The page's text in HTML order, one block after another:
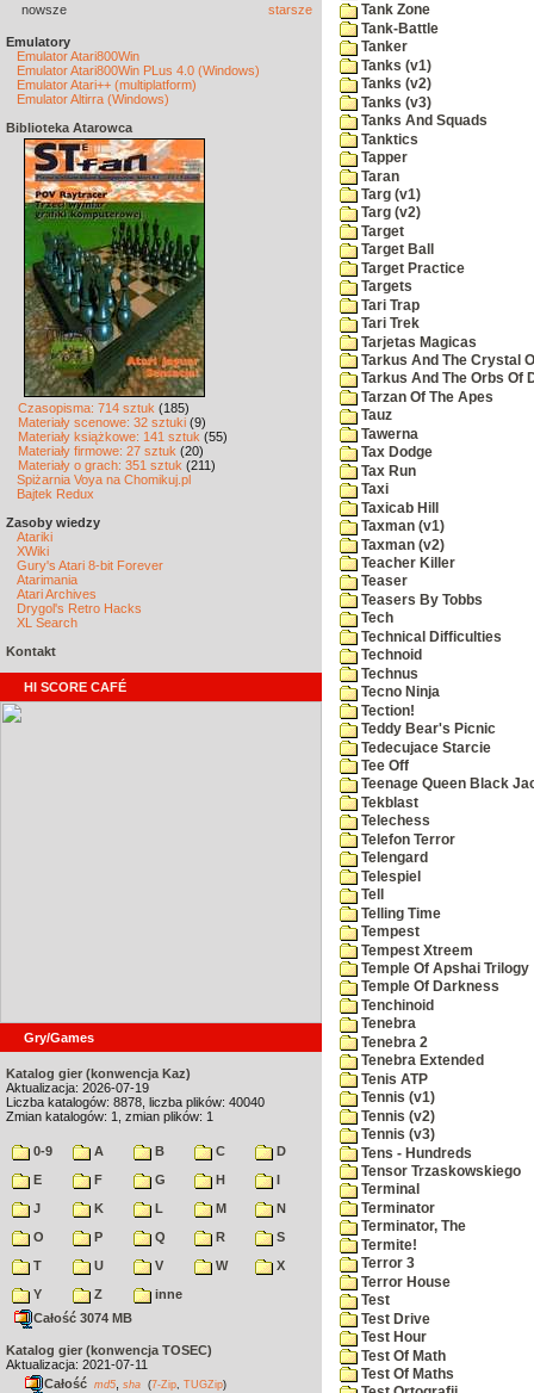
nowsze starsze
Emulatory
Emulator Atari800Win
Emulator Atari800Win PLus 4.0 (Windows)
Emulator Atari++ (multiplatform)
Emulator Altirra (Windows)
Biblioteka Atarowca
Czasopisma: 714 sztuk (185)
Materiały scenowe: 32 sztuki (9)
Materiały książkowe: 141 sztuk (55)
Materiały firmowe: 27 sztuk (20)
Materiały o grach: 351 sztuk (211)
Spiżarnia Voya na Chomikuj.pl
Bajtek Redux
Zasoby wiedzy
Atariki
XWiki
Gury's Atari 8-bit Forever
Atarimania
Atari Archives
Drygol's Retro Hacks
XL Search
Kontakt
HI SCORE CAFÉ
Gry/Games
Katalog gier (konwencja Kaz)
Aktualizacja: 2026-07-19
Liczba katalogów: 8878, liczba plików: 40040
Zmian katalogów: 1, zmian plików: 1
0-9 A B C
D
E
F G H
I
J
K L M
N
O
P Q R
S
T
U V W
X
Y
Z
inne
Całość 3074 MB
Katalog gier (konwencja TOSEC)
Aktualizacja: 2021-07-11
Całość md5 sha (7-Zip TUGZip)
Tank Zone
Tank-Battle
Tanker
Tanks (v1)
Tanks (v2)
Tanks (v3)
Tanks And Squads
Tanktics
Tapper
Taran
Targ (v1)
Targ (v2)
Target
Target Ball
Target Practice
Targets
Tari Trap
Tari Trek
Tarjetas Magicas
Tarkus And The Crystal
Tarkus And The Orbs Of
Tarzan Of The Apes
Tauz
Tawerna
Tax Dodge
Tax Run
Taxi
Taxicab Hill
Taxman (v1)
Taxman (v2)
Teacher Killer
Teaser
Teasers By Tobbs
Tech
Technical Difficulties
Technoid
Technus
Tecno Ninja
Tection!
Teddy Bear's Picnic
Tedecujace Starcie
Tee Off
Teenage Queen Black
Tekblast
Telechess
Telefon Terror
Telengard
Telespiel
Tell
Telling Time
Tempest
Tempest Xtreem
Temple Of Apshai Trilogy
Temple Of Darkness
Tenchinoid
Tenebra
Tenebra 2
Tenebra Extended
Tenis ATP
Tennis (v1)
Tennis (v2)
Tennis (v3)
Tens - Hundreds
Tensor Trzaskowskiego
Terminal
Terminator
Terminator, The
Termite!
Terror 3
Terror House
Test
Test Drive
Test Hour
Test Of Math
Test Of Maths